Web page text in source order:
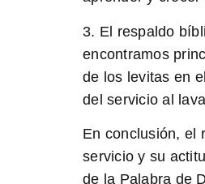
3. El respaldo
encontramos
de los levitas en
del servicio al
En conclusión, el
servicio y su
de la Palabra de